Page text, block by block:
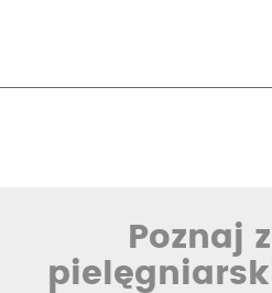
Poznaj